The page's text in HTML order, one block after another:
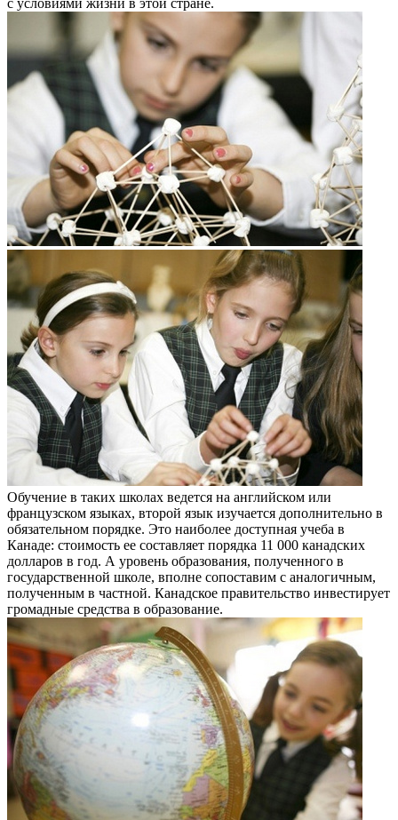
с условиями жизни в этой стране.
Обучение в таких школах ведется на английском или
французском языках, второй язык изучается дополнительно в
обязательном порядке. Это наиболее доступная учеба в
Канаде: стоимость ее составляет порядка 11 000 канадских
долларов в год. А уровень образования, полученного в
государственной школе, вполне сопоставим с аналогичным,
полученным в частной. Канадское правительство инвестирует
громадные средства в образование.